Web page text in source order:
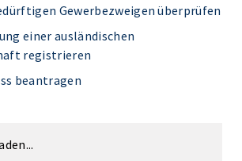
Gewerbezweigen überprüfen
einer ausländischen
registrieren
beantragen